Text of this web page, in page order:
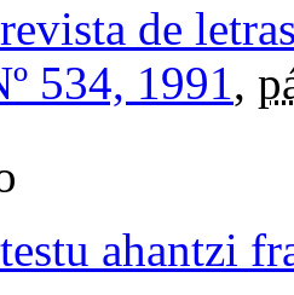
de
534, 1991,
ahantzi